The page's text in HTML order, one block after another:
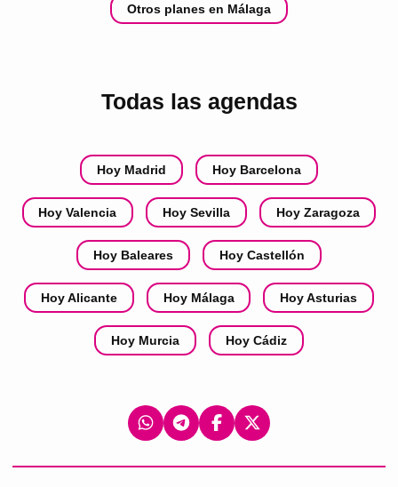
Otros planes en Málaga
Todas las agendas
Hoy Madrid Hoy Barcelona
Hoy Valencia Hoy Sevilla Hoy Zaragoza
Hoy Baleares Hoy Castellón
Hoy Alicante Hoy Málaga Hoy Asturias
Hoy Murcia Hoy Cádiz